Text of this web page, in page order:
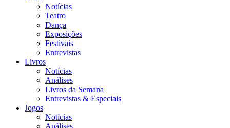
Notícias
Teatro
Dança
Exposições
Festivais
Entrevistas
Livros
Notícias
Análises
Livros da Semana
Entrevistas & Especiais
Jogos
Notícias
Análises